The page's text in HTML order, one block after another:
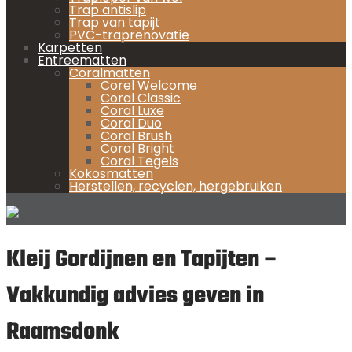
Trap antislip
Trap van tapijt
PVC-traprenovatie
Karpetten
Entreematten
Coralmatten
Corel Welcome
Coral Classic
Coral Luxe
Coral Duo
Coral Brush
Coral Bright
Coral Tegels
Kokosmatten
Herstellen, recyclen, hergebruiken
Kleij Gordijnen en Tapijten –
Vakkundig advies geven in
Raamsdonk